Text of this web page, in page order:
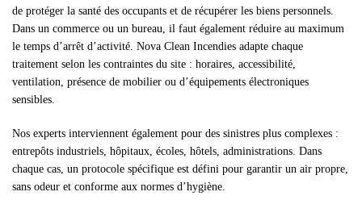
de protéger la santé des occupants et de récupérer les biens personnels.
Dans un commerce ou un bureau, il faut également réduire au maximum
le temps d’arrêt d’activité. Nova Clean Incendies adapte chaque
traitement selon les contraintes du site : horaires, accessibilité,
ventilation, présence de mobilier ou d’équipements électroniques
sensibles.
Nos experts interviennent également pour des sinistres plus complexes :
entrepôts industriels, hôpitaux, écoles, hôtels, administrations. Dans
chaque cas, un protocole spécifique est défini pour garantir un air propre,
sans odeur et conforme aux normes d’hygiène.